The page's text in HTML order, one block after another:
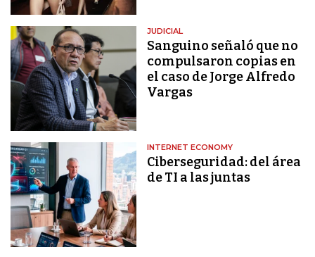
JUDICIAL
Sanguino señaló que no
compulsaron copias en
el caso de Jorge Alfredo
Vargas
INTERNET ECONOMY
Ciberseguridad: del área
de TI a las juntas